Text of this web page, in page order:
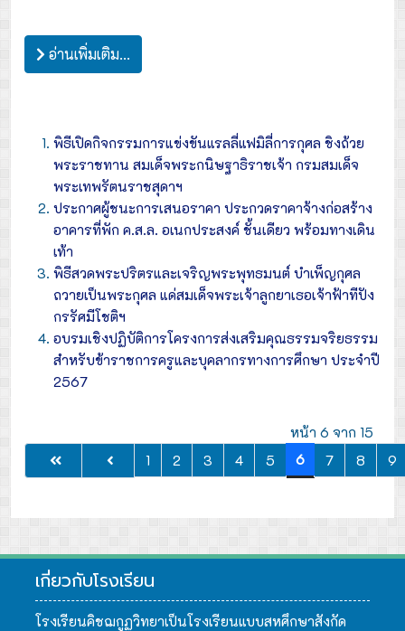
อ่านเพิ่มเติม...
พิธีเปิดกิจกรรมการแข่งขันแรลลี่แฟมิลี่การกุศล ชิงถ้วย
พระราชทาน สมเด็จพระกนิษฐาธิราชเจ้า กรมสมเด็จ
พระเทพรัตนราชสุดาฯ
ประกาศผู้ชนะการเสนอราคา ประกวดราคาจ้างก่อสร้าง
อาคารที่พัก ค.ส.ล. อเนกประสงค์ ชั้นเดียว พร้อมทางเดิน
เท้า
พิธีสวดพระปริตรและเจริญพระพุทธมนต์ บำเพ็ญกุศล
ถวายเป็นพระกุศล แด่สมเด็จพระเจ้าลูกยาเธอเจ้าฟ้าทีปัง
กรรัศมีโชติฯ
อบรมเชิงปฏิบัติการโครงการส่งเสริมคุณธรรมจริยธรรม
สำหรับข้าราชการครูและบุคลากรทางการศึกษา ประจำปี
2567
หน้า 6 จาก 15
1
2 3 4 5 6 7 8 9
เกี่ยวกับโรงเรียน
โรงเรียนคิชฌกูฏวิทยาเป็นโรงเรียนแบบสหศึกษาสังกัด